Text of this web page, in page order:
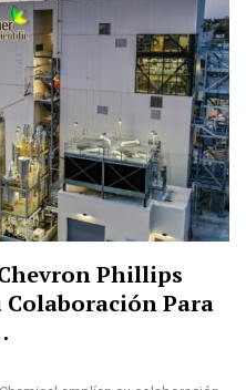
Phillips
Para